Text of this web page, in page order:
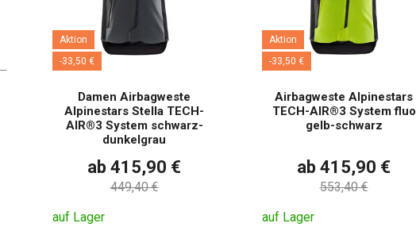
Aktion
-33,50 €
Damen Airbagweste
Alpinestars Stella TECH-
AIR®3 System schwarz-
dunkelgrau
ab 415,90 €
449,40 €
auf Lager
Aktion
-33,50 €
Airbagweste Alpinestars
TECH-AIR®3 System fluo
gelb-schwarz
ab 415,90 €
553,40 €
auf Lager